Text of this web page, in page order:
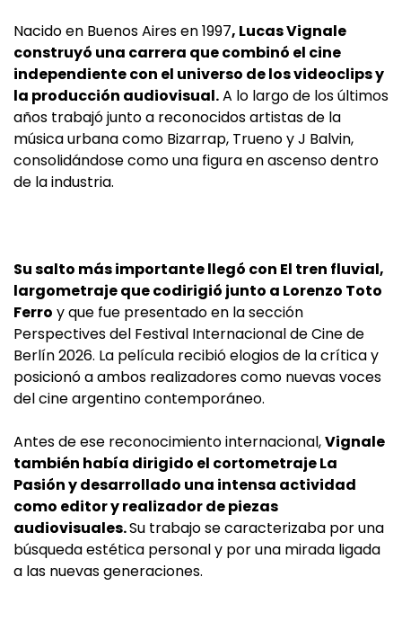
Nacido en Buenos Aires en 1997, Lucas Vignale
construyó una carrera que combinó el cine
independiente con el universo de los videoclips y
la producción audiovisual.A lo largo de los últimos
años trabajó junto a reconocidos artistas de la
música urbana como Bizarrap, Trueno y J Balvin,
consolidándose como una figura en ascenso dentro
de la industria.
Su salto más importante llegó con El tren fluvial,
largometraje que codirigió junto a Lorenzo Toto
Ferro y que fue presentado en la sección
Perspectives del Festival Internacional de Cine de
Berlín 2026. La película recibió elogios de la crítica y
posicionó a ambos realizadores como nuevas voces
del cine argentino contemporáneo.
Antes de ese reconocimiento internacional,Vignale
también había dirigido el cortometraje La
Pasión y desarrollado una intensa actividad
como editor y realizador de piezas
audiovisuales.Su trabajo se caracterizaba por una
búsqueda estética personal y por una mirada ligada
a las nuevas generaciones.